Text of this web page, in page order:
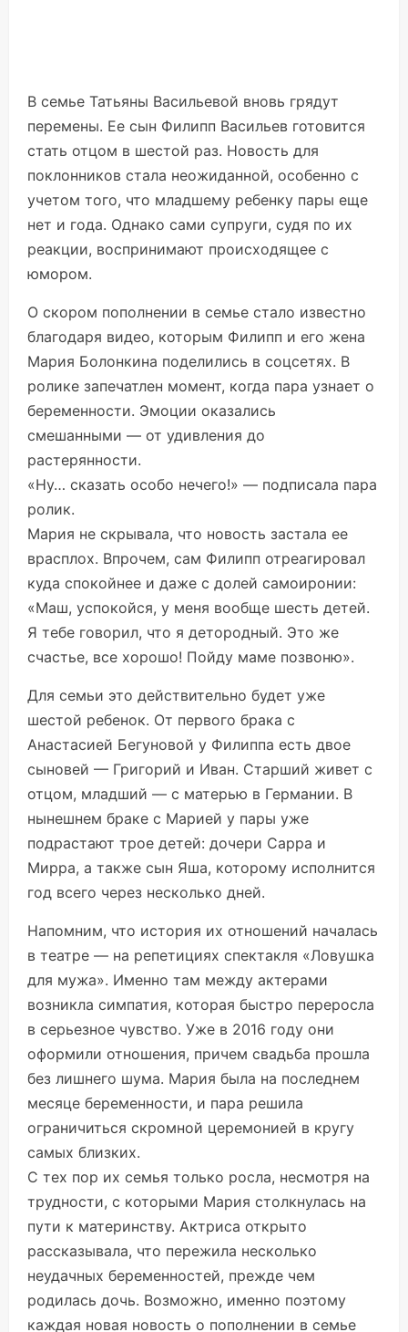
В семье Татьяны Васильевой вновь грядут
перемены. Ее сын Филипп Васильев готовится
стать отцом в шестой раз. Новость для
поклонников стала неожиданной, особенно с
учетом того, что младшему ребенку пары еще
нет и года. Однако сами супруги, судя по их
реакции, воспринимают происходящее с
юмором.
О скором пополнении в семье стало известно
благодаря видео, которым Филипп и его жена
Мария Болонкина поделились в соцсетях. В
ролике запечатлен момент, когда пара узнает о
беременности. Эмоции оказались
смешанными — от удивления до
растерянности.
«Ну… сказать особо нечего!» — подписала пара
ролик.
Мария не скрывала, что новость застала ее
врасплох. Впрочем, сам Филипп отреагировал
куда спокойнее и даже с долей самоиронии:
«Маш, успокойся, у меня вообще шесть детей.
Я тебе говорил, что я детородный. Это же
счастье, все хорошо! Пойду маме позвоню».
Для семьи это действительно будет уже
шестой ребенок. От первого брака с
Анастасией Бегуновой у Филиппа есть двое
сыновей — Григорий и Иван. Старший живет с
отцом, младший — с матерью в Германии. В
нынешнем браке с Марией у пары уже
подрастают трое детей: дочери Сарра и
Мирра, а также сын Яша, которому исполнится
год всего через несколько дней.
Напомним, что история их отношений началась
в театре — на репетициях спектакля «Ловушка
для мужа». Именно там между актерами
возникла симпатия, которая быстро переросла
в серьезное чувство. Уже в 2016 году они
оформили отношения, причем свадьба прошла
без лишнего шума. Мария была на последнем
месяце беременности, и пара решила
ограничиться скромной церемонией в кругу
самых близких.
С тех пор их семья только росла, несмотря на
трудности, с которыми Мария столкнулась на
пути к материнству. Актриса открыто
рассказывала, что пережила несколько
неудачных беременностей, прежде чем
родилась дочь. Возможно, именно поэтому
каждая новая новость о пополнении в семье